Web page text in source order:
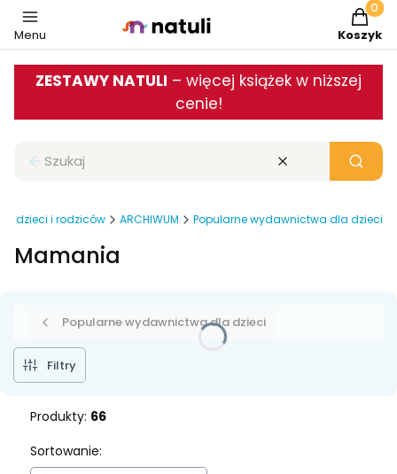
Menu Koszyk
ZESTAWY NATULI – więcej książek w niższej
cenie!
Zamknij wyszukiwarkę Wyczyść Szukaj
dzieci i rodziców ARCHIWUM Popularne wydawnictwa dla dzieci
Mamania
Popularne wydawnictwa dla dzieci
Filtry
Produkty: 66
Lista produktów
Sortowanie: